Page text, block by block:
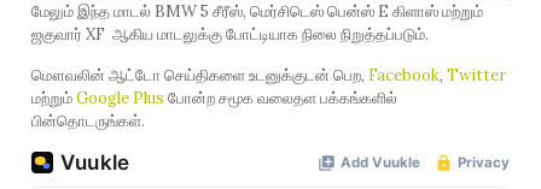
மேலும் இந்த மாடல் BMW 5 சீரீஸ், மெர்சிடெஸ் பென்ஸ் E கிளாஸ் மற்றும்
ஜகுவார் XF ஆகிய மாடலுக்கு போட்டியாக நிலை நிறுத்தப்படும்.
மௌவலின் ஆட்டோ செய்திகளை உடனுக்குடன் பெற, Facebook, Twitter
மற்றும்Google Plus போன்ற சமூக வலைதள பக்கங்களில்
பின்தொடருங்கள்.